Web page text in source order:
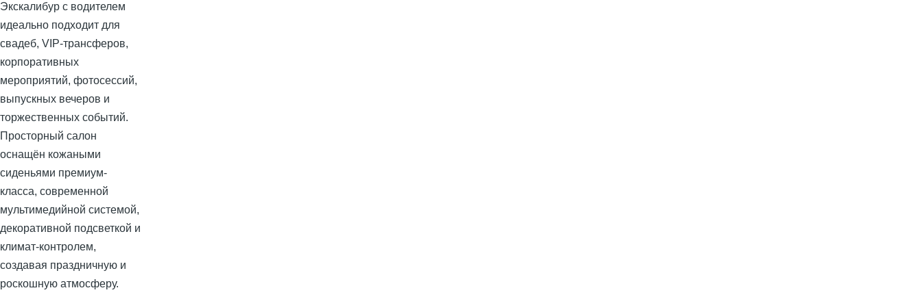
Экскалибур с водителем
идеально подходит для
свадеб, VIP-трансферов,
корпоративных
мероприятий, фотосессий,
выпускных вечеров и
торжественных событий.
Просторный салон
оснащён кожаными
сиденьями премиум-
класса, современной
мультимедийной системой,
декоративной подсветкой и
климат-контролем,
создавая праздничную и
роскошную атмосферу.